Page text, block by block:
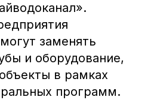
заменять
и оборудование,
в рамках
программ.